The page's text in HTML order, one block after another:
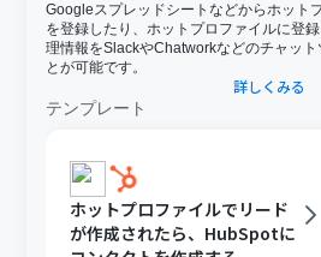
Googleスプレッドシートなどからホット
を登録したり、ホットプロファイルに登
理情報をSlackやChatworkなどのチャッ
とが可能です。
詳しくみる
テンプレート
ホットプロファイルでリード
が作成されたら、HubSpotに